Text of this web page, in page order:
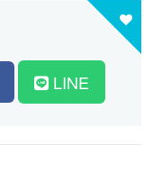
LINE